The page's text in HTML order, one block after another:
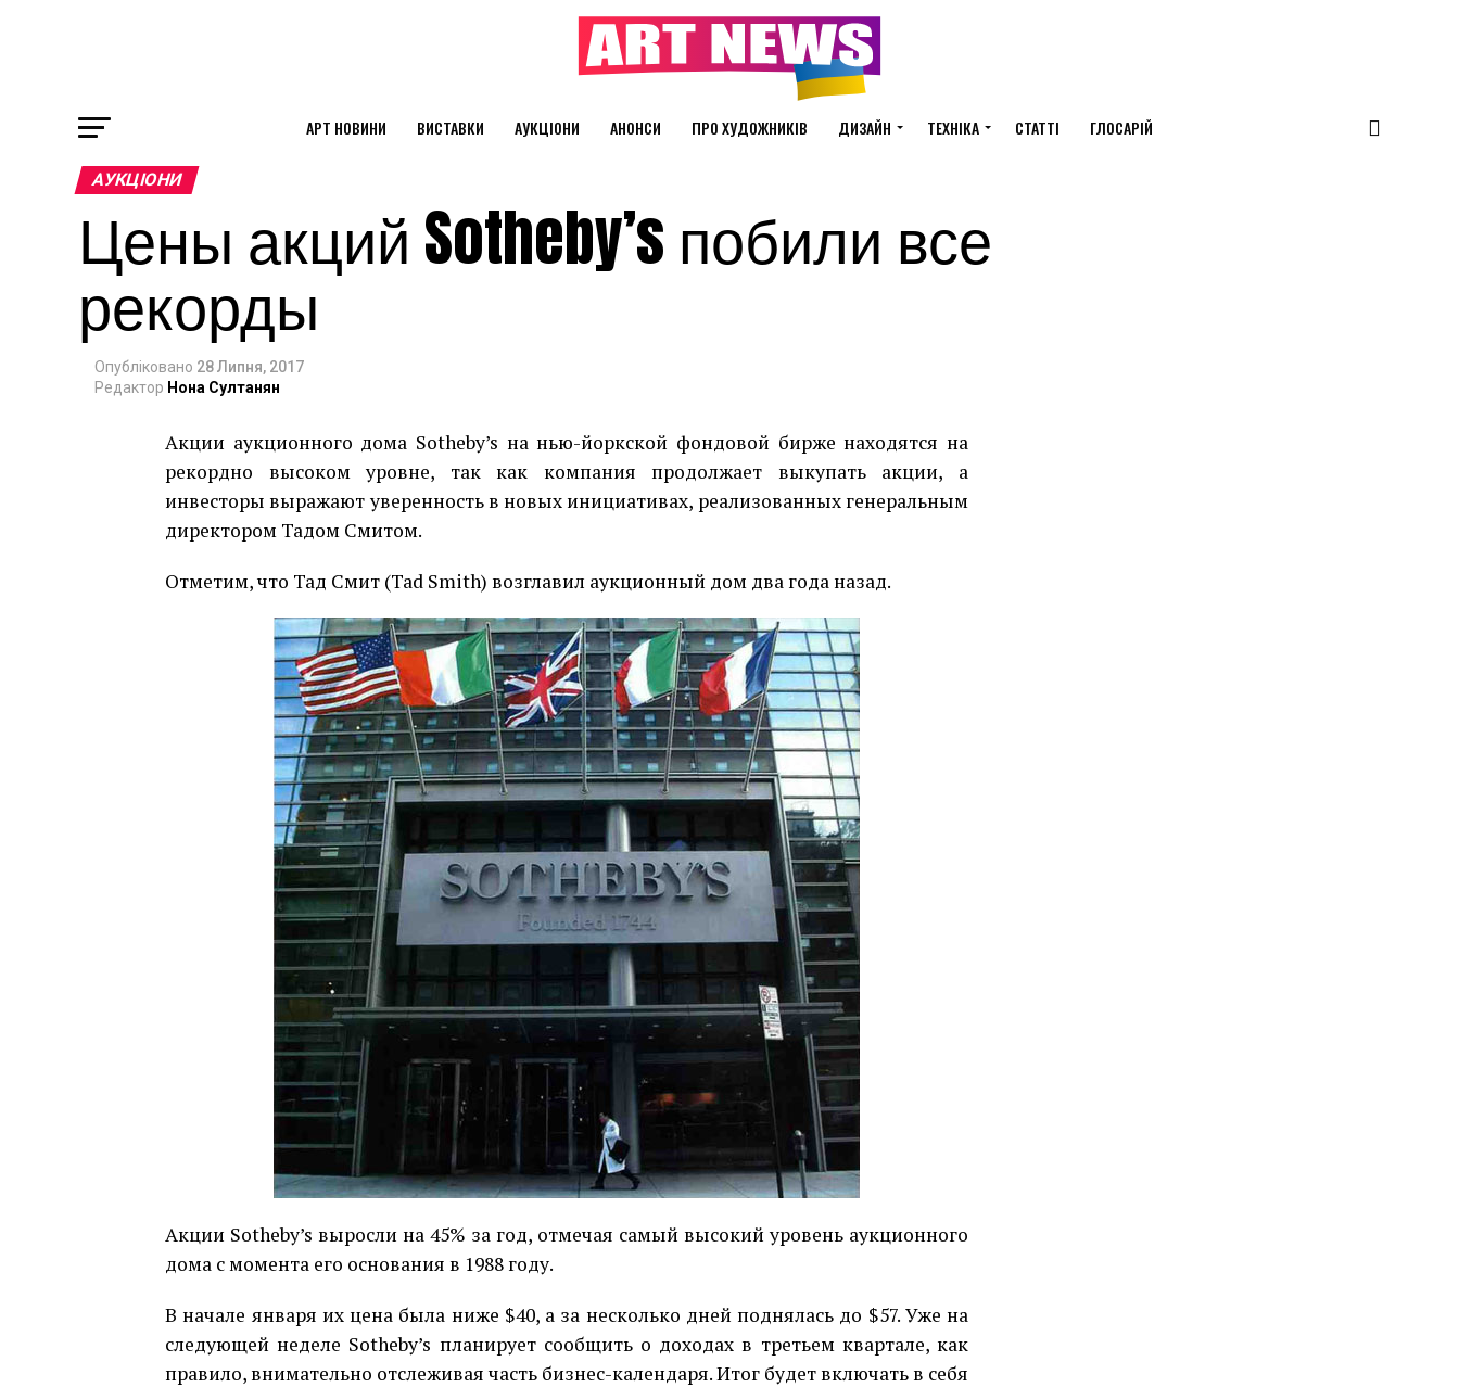
АРТ НОВИНИ ВИСТАВКИ АУКЦІОНИ АНОНСИ ПРО ХУДОЖНИКІВ ДИЗАЙН ТЕХНІКА СТАТТІ ГЛОСАРІЙ
АУКЦІОНИ
Цены акций Sotheby’s побили все
рекорды
Опубліковано 28 Липня, 2017
Редактор Нона Султанян
Акции аукционного дома Sotheby’s на нью-йоркской фондовой бирже находятся на
рекордно высоком уровне, так как компания продолжает выкупать акции, а
инвесторы выражают уверенность в новых инициативах, реализованных генеральным
директором Тадом Смитом.
Отметим, что Тад Смит (Tad Smith) возглавил аукционный дом два года назад.
Акции Sotheby’s выросли на 45% за год, отмечая самый высокий уровень аукционного
дома с момента его основания в 1988 году.
В начале января их цена была ниже $40, а за несколько дней поднялась до $57. Уже на
следующей неделе Sotheby’s планирует сообщить о доходах в третьем квартале, как
правило, внимательно отслеживая часть бизнес-календаря. Итог будет включать в себя